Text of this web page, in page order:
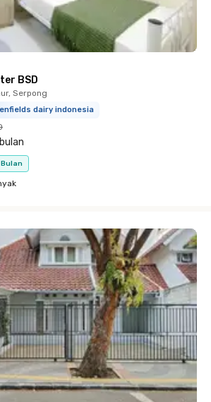
BSD
Serpong
dairy indonesia
bulan
Bulan